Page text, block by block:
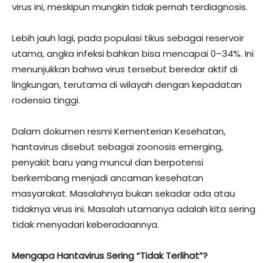
virus ini, meskipun mungkin tidak pernah terdiagnosis.
Lebih jauh lagi, pada populasi tikus sebagai reservoir
utama, angka infeksi bahkan bisa mencapai 0–34%. Ini
menunjukkan bahwa virus tersebut beredar aktif di
lingkungan, terutama di wilayah dengan kepadatan
rodensia tinggi.
Dalam dokumen resmi Kementerian Kesehatan,
hantavirus disebut sebagai zoonosis emerging,
penyakit baru yang muncul dan berpotensi
berkembang menjadi ancaman kesehatan
masyarakat. Masalahnya bukan sekadar ada atau
tidaknya virus ini. Masalah utamanya adalah kita sering
tidak menyadari keberadaannya.
Mengapa Hantavirus Sering “Tidak Terlihat”?